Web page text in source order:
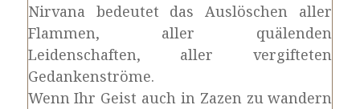
Nirvana bedeutet das Auslöschen aller
Flammen, aller quälenden
Leidenschaften, aller vergifteten
Gedankenströme.
Wenn Ihr Geist auch in Zazen zu wandern